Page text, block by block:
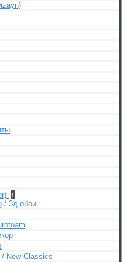
+
/ 3д обои
/ New Classics